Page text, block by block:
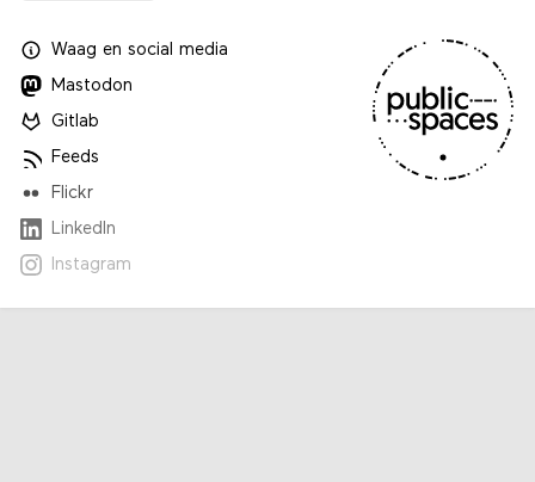
Waagen social media
Mastodon
Gitlab
Feeds
Flickr
LinkedIn
Instagram